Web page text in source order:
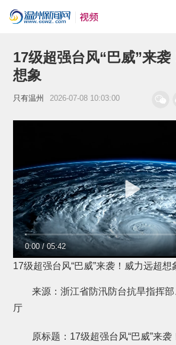
17级超强台风“巴威”来袭
想象
只有温州 2026-07-08 10:03:00
0:00 /05:42
17级超强台风“巴威”来袭！威力远超想
来源：浙江省防汛防台抗旱指挥
厅
原标题：17级超强台风“巴威”来袭